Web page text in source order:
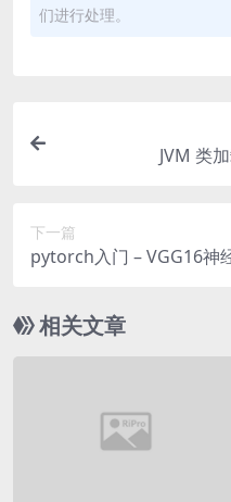
们进行处理。
JVM 类
下一篇
pytorch入门 – VGG16神
相关文章